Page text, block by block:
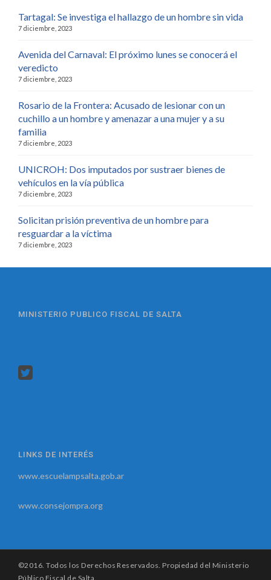
Tartagal: Se investiga el hallazgo de un hombre sin vida
7 diciembre, 2023
Avenida del Carnaval: El próximo lunes se conocerá el
veredicto
7 diciembre, 2023
Rosario de la Frontera: Acusado de lesionar con un
cuchillo a un hombre y amenazar a una mujer y a su
familia
7 diciembre, 2023
UNICROH: Dos imputados por sustraer bienes de
vehículos en la vía pública
7 diciembre, 2023
Solicitan prisión preventiva de un hombre para
resguardar a la víctima
7 diciembre, 2023
MINISTERIO PUBLICO FISCAL DE SALTA
LINKS DE INTERÉS
www.escuelampsalta.gob.ar
www.consejompra.org
©2016. Todos los Derechos Reservados. Propiedad del Ministerio
Público Fiscal de Salta.